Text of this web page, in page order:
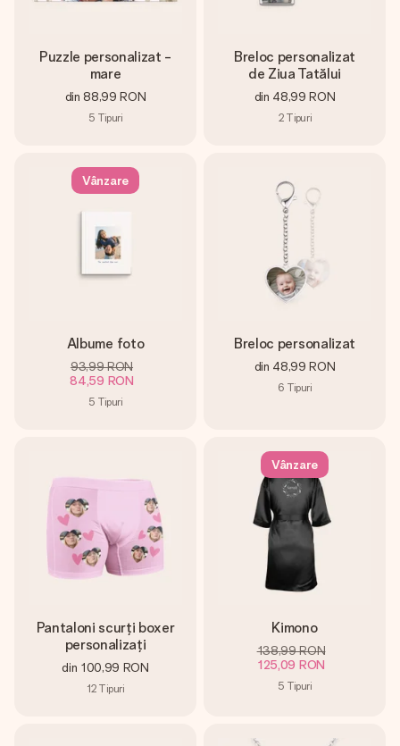
Puzzle personalizat -
mare
din 88,99 RON
5 Tipuri
Breloc personalizat
de Ziua Tatălui
din 48,99 RON
2 Tipuri
Vânzare
Albume foto
93,99 RON
84,59 RON
5 Tipuri
Breloc personalizat
din 48,99 RON
6 Tipuri
Pantaloni scurți boxer
personalizați
din 100,99 RON
12 Tipuri
Vânzare
Kimono
138,99 RON
125,09 RON
5 Tipuri